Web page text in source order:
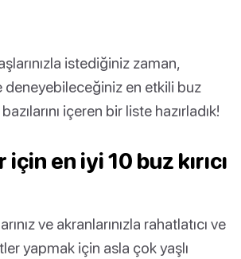
istediğiniz zaman,
deneyebileceğiniz en etkili buz
içeren bir liste hazırladık!
en iyi 10 buz kırıcı
ve akranlarınızla rahatlatıcı ve
yapmak için asla çok yaşlı